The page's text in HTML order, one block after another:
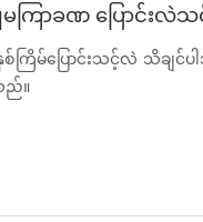
ကြာခဏ ပြောင်းလဲ
ကြိမ်ပြောင်းသင့်လဲ သိခ
ည်။